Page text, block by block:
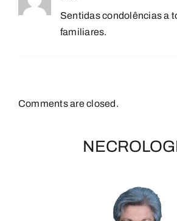
Sentidas condolências a
familiares.
Comments are closed.